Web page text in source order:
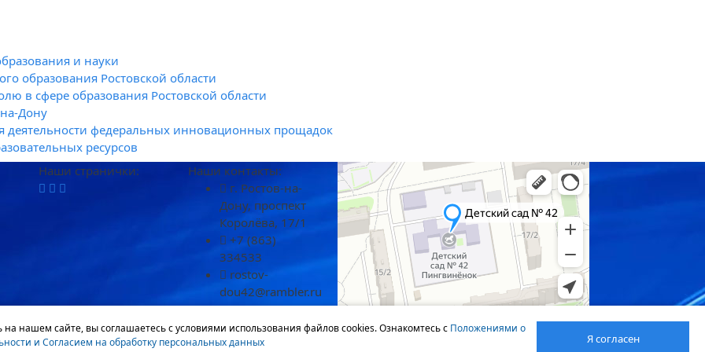
и науки
образования Ростовской области
в сфере образования Ростовской области
Дону
деятельности федеральных инновационных прощадок
ресурсов
Наши странички:
Наши контакты:
г. Ростов-на-
Дону, проспект
Королёва, 17/1
+7 (863)
334533
rostov-
dou42@rambler.ru
нашем сайте, вы соглашаетесь с условиями использования файлов cookies. Ознакомтесь с Положениями о
и Согласием на обработку персональных данных
Я согласен